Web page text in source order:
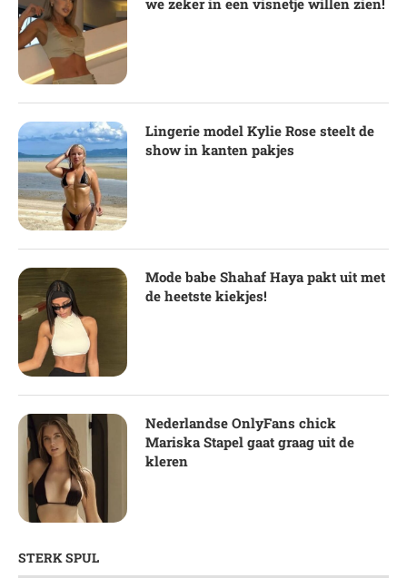
we zeker in een visnetje willen zien!
Lingerie model Kylie Rose steelt de
show in kanten pakjes
Mode babe Shahaf Haya pakt uit met
de heetste kiekjes!
Nederlandse OnlyFans chick
Mariska Stapel gaat graag uit de
kleren
STERK SPUL